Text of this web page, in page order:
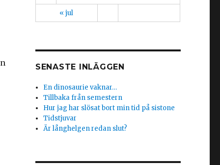
« jul
SENASTE INLÄGGEN
En dinosaurie vaknar…
Tillbaka från semestern
Hur jag har slösat bort min tid på sistone
Tidstjuvar
Är långhelgen redan slut?